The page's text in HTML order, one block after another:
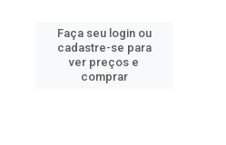
Faça seu login ou
cadastre-se para
ver preços e
comprar